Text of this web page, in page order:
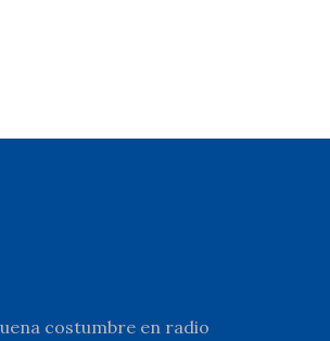
costumbre en radio